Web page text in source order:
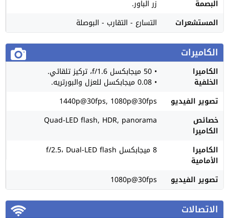
البصمة
زر الباور.
المستشعرات
التسارع - التقارب - البوصلة
الكاميرات
الكاميرا
الخلفية
• 50 ميجابكسل f/1.6، تركيز تلقائي.
• 0.08 ميجابكسل للعزل والبورتريه.
تصوير الفيديو
1440p@30fps, 1080p@30fps
خصائص
الكاميرا
Quad-LED flash, HDR, panorama
الكاميرا
الأمامية
8 ميجابكسل f/2.5، Dual-LED flash
تصوير الفيديو 1080p@30fps
الاتصالات